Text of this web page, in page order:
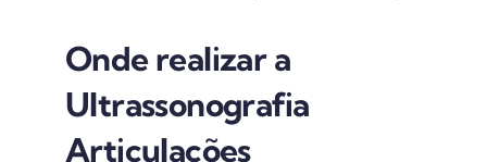
Onde realizar a
Ultrassonografia
Articulações